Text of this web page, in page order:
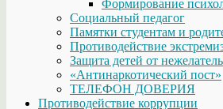
Формирование
Социальный педагог
Памятки студентам и
Противодействие
Защита детей от
«Антинаркотический пост»
ТЕЛЕФОН ДОВЕРИЯ
Противодействие коррупции